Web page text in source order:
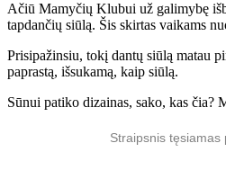
Ačiū Mamyčių Klubui už galimybę
tapdančių siūlą. Šis skirtas vaikams
Prisipažinsiu, tokį dantų siūlą matau
paprastą, išsukamą, kaip siūlą.
Sūnui patiko dizainas, sako, kas čia?
Straipsnis tęsiamas